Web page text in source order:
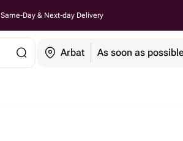
Same-Day & Next-day Delivery
Arbat As soon as possible